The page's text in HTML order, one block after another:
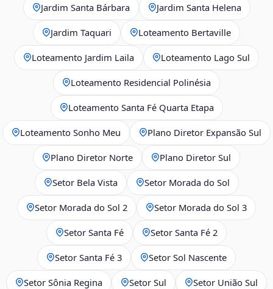
Jardim Santa Bárbara Jardim Santa Helena
Jardim Taquari Loteamento Bertaville
Loteamento Jardim Laila Loteamento Lago Sul
Loteamento Residencial Polinésia
Loteamento Santa Fé Quarta Etapa
Loteamento Sonho Meu Plano Diretor Expansão Sul
Plano Diretor Norte Plano Diretor Sul
Setor Bela Vista Setor Morada do Sol
Setor Morada do Sol 2 Setor Morada do Sol 3
Setor Santa Fé Setor Santa Fé 2
Setor Santa Fé 3 Setor Sol Nascente
Setor Sônia Regina Setor Sul Setor União Sul